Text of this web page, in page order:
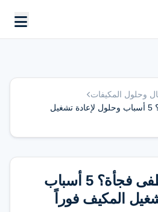
وحلول المكيفات
مكيف سبليت طفى فجأة؟ 5 أسباب وحلول لإعادة تشغيل
مكيف سبليت طفى فجأة؟ 5 أسباب
المكيف فوراً